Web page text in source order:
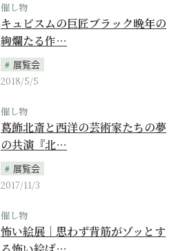
催し物
キュビスムの巨匠ブラック晩年の
絢爛たる作…
展覧会
2018/5/5
催し物
葛飾北斎と西洋の芸術家たちの夢
の共演『北…
展覧会
2017/11/3
催し物
怖い絵展｜思わず背筋がゾッとす